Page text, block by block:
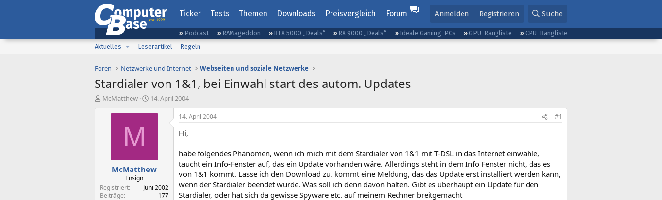
Ticker Tests Themen Downloads Preisvergleich Forum Anmelden Registrieren Suche
Podcast RAMageddon RTX 5000 „Deals“ RX 9000 „Deals“ Ideale Gaming-PCs GPU-Rangliste
CPU-Rangliste
Aktuelles
Leserartikel Regeln
Foren Netzwerke und Internet Webseiten und soziale Netzwerke
Stardialer von 1&1, bei Einwahl start des autom. Updates
E
McMatthew
E
s
t
a
14. April 2004
M
McMatthew
Ensign
Registriert
Juni 2002
Beiträge
177
14. April 2004 #1
Hi,
habe folgendes Phänomen, wenn ich mich mit dem Stardialer von 1&1 mit T-DSL in das Internet einwähle,
taucht ein Info-Fenster auf, das ein Update vorhanden wäre. Allerdings steht in dem Info Fenster nicht, das es
von 1&1 kommt. Lasse ich den Download zu, kommt eine Meldung, das das Update erst installiert werden kann,
wenn der Stardialer beendet wurde. Was soll ich denn davon halten. Gibt es überhaupt ein Update für den
Stardialer, oder hat sich da gewisse Spyware etc. auf meinem Rechner breitgemacht.